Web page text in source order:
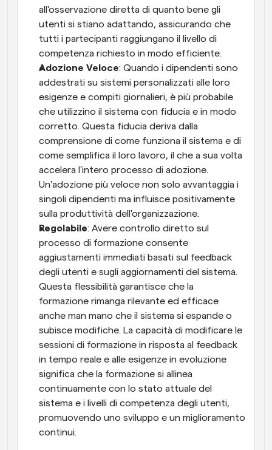
all'osservazione diretta di quanto bene gli
utenti si stiano adattando, assicurando che
tutti i partecipanti raggiungano il livello di
competenza richiesto in modo efficiente.
Adozione Veloce: Quando i dipendenti sono
addestrati su sistemi personalizzati alle loro
esigenze e compiti giornalieri, è più probabile
che utilizzino il sistema con fiducia e in modo
corretto. Questa fiducia deriva dalla
comprensione di come funziona il sistema e di
come semplifica il loro lavoro, il che a sua volta
accelera l'intero processo di adozione.
Un'adozione più veloce non solo avvantaggia i
singoli dipendenti ma influisce positivamente
sulla produttività dell'organizzazione.
Regolabile: Avere controllo diretto sul
processo di formazione consente
aggiustamenti immediati basati sul feedback
degli utenti e sugli aggiornamenti del sistema.
Questa flessibilità garantisce che la
formazione rimanga rilevante ed efficace
anche man mano che il sistema si espande o
subisce modifiche. La capacità di modificare le
sessioni di formazione in risposta al feedback
in tempo reale e alle esigenze in evoluzione
significa che la formazione si allinea
continuamente con lo stato attuale del
sistema e i livelli di competenza degli utenti,
promuovendo uno sviluppo e un miglioramento
continui.